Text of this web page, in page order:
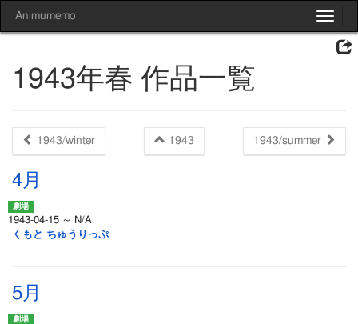
Toggle
Animumemo
1943年春 作品一覧
1943/winter 1943 1943/summer
4月
1943-04-15 ～ N/A
くもと ちゅうりっぷ
5月